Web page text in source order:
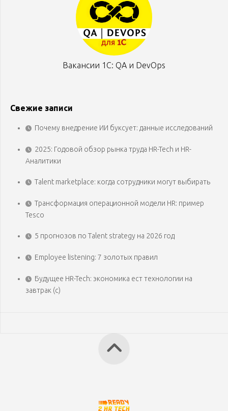
Вакансии 1С: QA и DevOps
Свежие записи
Почему внедрение ИИ буксует: данные исследований
2025: Годовой обзор рынка труда HR-Tech и HR-
Аналитики
Talent marketplace: когда сотрудники могут выбирать
Трансформация операционной модели HR: пример
Tesco
5 прогнозов по Talent strategy на 2026 год
Employee listening: 7 золотых правил
Будущее HR-Tech: экономика ест технологии на
завтрак (с)